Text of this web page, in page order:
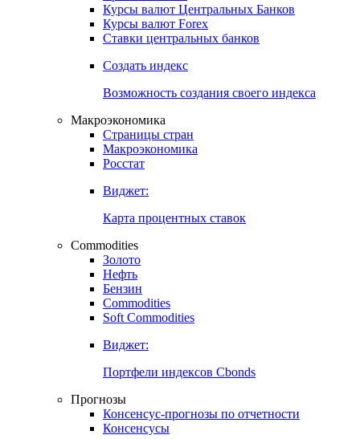
Индикаторы рынка
Поиск индексов
Курсы валют Центральных Банков
Ставки центральных банков
Создать индекс
Возможность создания своего индекса
Страницы стран
Росстат
Виджет:
Карта процентных ставок
Commodities
Золото
Бензин
Soft Commodities
Виджет:
Портфели индексов Cbonds